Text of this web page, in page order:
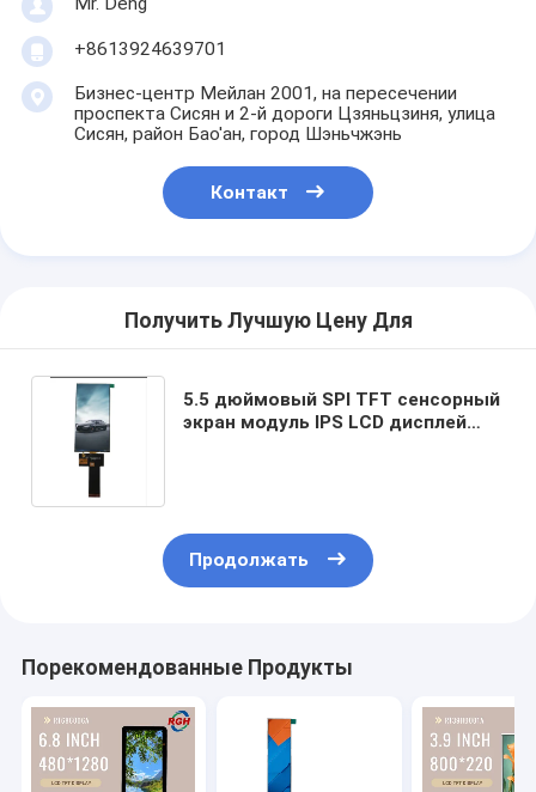
+8613924639701
Бизнес-центр Мейлан 2001, на пересечении
проспекта Сисян и 2-й дороги Цзяньцзиня, улица
Сисян, район Бао'ан, город Шэньчжэнь
Контакт
Получить Лучшую Цену Для
5.5 дюймовый SPI TFT сенсорный
экран модуль IPS LCD дисплей
Продолжать
Порекомендованные Продукты